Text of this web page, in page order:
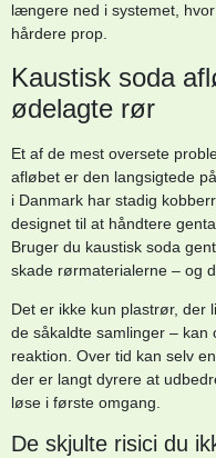
længere ned i systemet,
hårdere prop.
Kaustisk soda
ødelagte rør
Et af de mest oversete
afløbet er den langsigtede
i Danmark har stadig
designet til at håndtere
Bruger du kaustisk soda
skade rørmaterialerne – og
Det er ikke kun plastrør, der
de såkaldte samlinger –
reaktion. Over tid kan selv
der er langt dyrere at
løse i første omgang.
De skjulte risici du